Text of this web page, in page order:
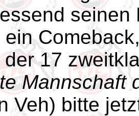
seinen
ein
17
Mannschaft
Veh) bitte